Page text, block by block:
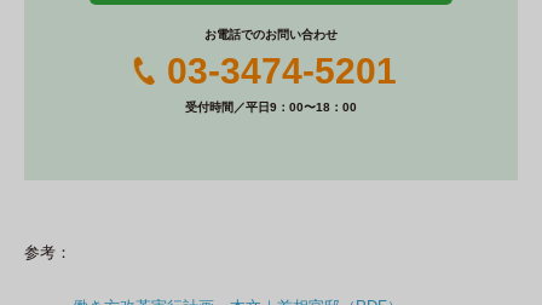
お電話でのお問い合わせ
03-3474-5201
受付時間／平日9：00〜18：00
参考：